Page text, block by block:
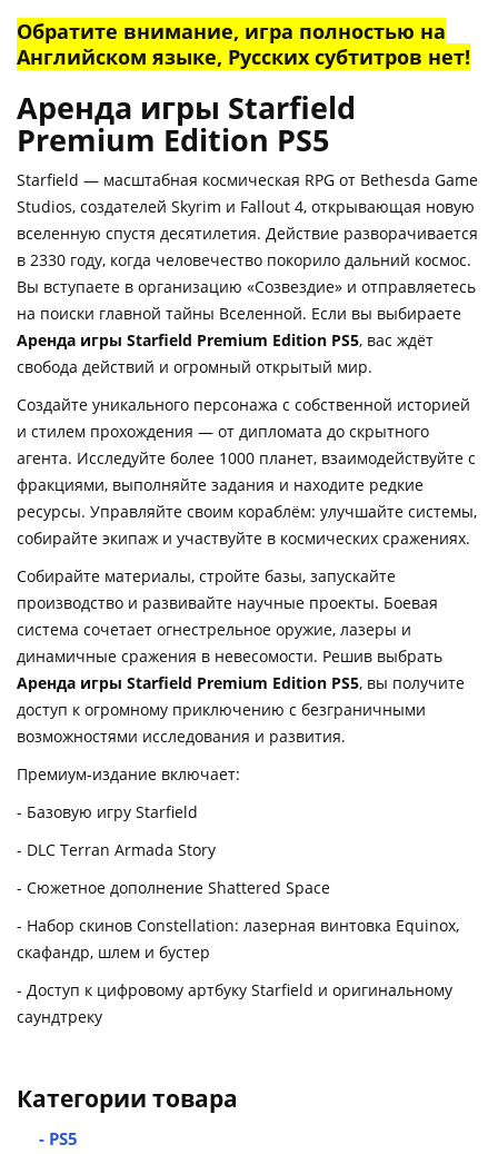
Обратите внимание, игра полностью на
Английском языке, Русских субтитров нет!
Аренда игры Starfield
Premium Edition PS5
Starfield — масштабная космическая RPG от Bethesda Game
Studios, создателей Skyrim и Fallout 4, открывающая новую
вселенную спустя десятилетия. Действие разворачивается
в 2330 году, когда человечество покорило дальний космос.
Вы вступаете в организацию «Созвездие» и отправляетесь
на поиски главной тайны Вселенной. Если вы выбираете
Аренда игры Starfield Premium Edition PS5, вас ждёт
свобода действий и огромный открытый мир.
Создайте уникального персонажа с собственной историей
и стилем прохождения — от дипломата до скрытного
агента. Исследуйте более 1000 планет, взаимодействуйте с
фракциями, выполняйте задания и находите редкие
ресурсы. Управляйте своим кораблём: улучшайте системы,
собирайте экипаж и участвуйте в космических сражениях.
Собирайте материалы, стройте базы, запускайте
производство и развивайте научные проекты. Боевая
система сочетает огнестрельное оружие, лазеры и
динамичные сражения в невесомости. Решив выбрать
Аренда игры Starfield Premium Edition PS5, вы получите
доступ к огромному приключению с безграничными
возможностями исследования и развития.
Премиум-издание включает:
- Базовую игру Starfield
- DLC Terran Armada Story
- Сюжетное дополнение Shattered Space
- Набор скинов Constellation: лазерная винтовка Equinox,
скафандр, шлем и бустер
- Доступ к цифровому артбуку Starfield и оригинальному
саундтреку
Категории товара
- PS5